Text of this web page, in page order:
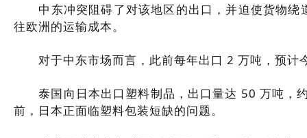
中东冲突阻碍了对该地区的出口，并迫使货物绕
往欧洲的运输成本。
对于中东市场而言，此前每年出口 2 万吨，预计
泰国向日本出口塑料制品，出口量达 50 万吨，
前，日本正面临塑料包装短缺的问题。